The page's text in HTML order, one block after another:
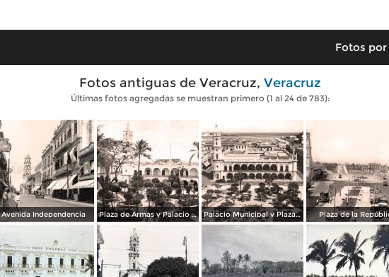
Fotos
Fotos antiguas de Veracruz, Veracruz
Últimas fotos agregadas se muestran primero (1 al 24 de 783):
Avenida Independencia Plaza de Armas y Palacio Municipal Palacio Municipal y Plaza de Armas Plaza de la